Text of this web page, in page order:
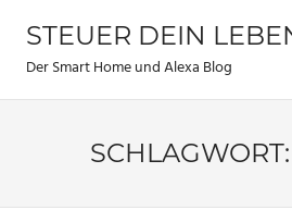
Inhalt
springen
STEUER DEIN
Der Smart Home und Alexa Blog
SCHLAGWORT: